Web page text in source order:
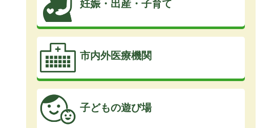
市内外医療機関
子どもの遊び場